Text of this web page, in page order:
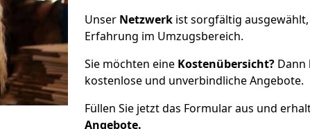
Unser Netzwerk ist sorgfältig
Erfahrung im Umzugsbereich.
Sie möchten eine Kostenübersicht? Dann
kostenlose und unverbindliche Angebote.
Füllen Sie jetzt das Formular aus und
Angebote.